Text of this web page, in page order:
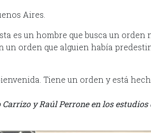
Aires.
es un hombre que busca un orden
un orden que alguien había
Tiene un orden y está
y Raúl Perrone en los estudios